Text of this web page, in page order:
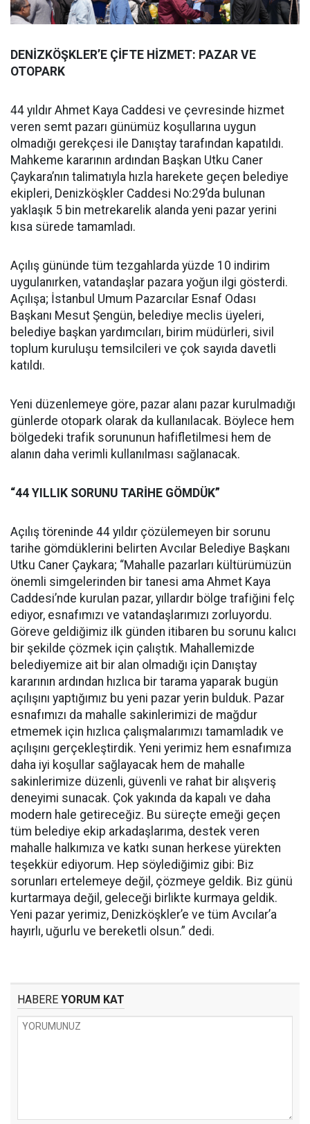
DENİZKÖŞKLER’E ÇİFTE HİZMET: PAZAR VE
OTOPARK
44 yıldır Ahmet Kaya Caddesi ve çevresinde hizmet
veren semt pazarı günümüz koşullarına uygun
olmadığı gerekçesi ile Danıştay tarafından kapatıldı.
Mahkeme kararının ardından Başkan Utku Caner
Çaykara’nın talimatıyla hızla harekete geçen belediye
ekipleri, Denizköşkler Caddesi No:29’da bulunan
yaklaşık 5 bin metrekarelik alanda yeni pazar yerini
kısa sürede tamamladı.
Açılış gününde tüm tezgahlarda yüzde 10 indirim
uygulanırken, vatandaşlar pazara yoğun ilgi gösterdi.
Açılışa; İstanbul Umum Pazarcılar Esnaf Odası
Başkanı Mesut Şengün, belediye meclis üyeleri,
belediye başkan yardımcıları, birim müdürleri, sivil
toplum kuruluşu temsilcileri ve çok sayıda davetli
katıldı.
Yeni düzenlemeye göre, pazar alanı pazar kurulmadığı
günlerde otopark olarak da kullanılacak. Böylece hem
bölgedeki trafik sorununun hafifletilmesi hem de
alanın daha verimli kullanılması sağlanacak.
“44 YILLIK SORUNU TARİHE GÖMDÜK”
Açılış töreninde 44 yıldır çözülemeyen bir sorunu
tarihe gömdüklerini belirten Avcılar Belediye Başkanı
Utku Caner Çaykara; “Mahalle pazarları kültürümüzün
önemli simgelerinden bir tanesi ama Ahmet Kaya
Caddesi’nde kurulan pazar, yıllardır bölge trafiğini felç
ediyor, esnafımızı ve vatandaşlarımızı zorluyordu.
Göreve geldiğimiz ilk günden itibaren bu sorunu kalıcı
bir şekilde çözmek için çalıştık. Mahallemizde
belediyemize ait bir alan olmadığı için Danıştay
kararının ardından hızlıca bir tarama yaparak bugün
açılışını yaptığımız bu yeni pazar yerin bulduk. Pazar
esnafımızı da mahalle sakinlerimizi de mağdur
etmemek için hızlıca çalışmalarımızı tamamladık ve
açılışını gerçekleştirdik. Yeni yerimiz hem esnafımıza
daha iyi koşullar sağlayacak hem de mahalle
sakinlerimize düzenli, güvenli ve rahat bir alışveriş
deneyimi sunacak. Çok yakında da kapalı ve daha
modern hale getireceğiz. Bu süreçte emeği geçen
tüm belediye ekip arkadaşlarıma, destek veren
mahalle halkımıza ve katkı sunan herkese yürekten
teşekkür ediyorum. Hep söylediğimiz gibi: Biz
sorunları ertelemeye değil, çözmeye geldik. Biz günü
kurtarmaya değil, geleceği birlikte kurmaya geldik.
Yeni pazar yerimiz, Denizköşkler’e ve tüm Avcılar’a
hayırlı, uğurlu ve bereketli olsun.” dedi.
HABERE YORUM KAT